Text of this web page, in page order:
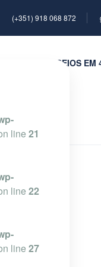
(+351) 918 068 872
PASSEIOS EM
line 21
line 22
line 27